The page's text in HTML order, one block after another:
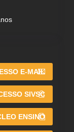
E-MAIL
SIVSC
ENSINO